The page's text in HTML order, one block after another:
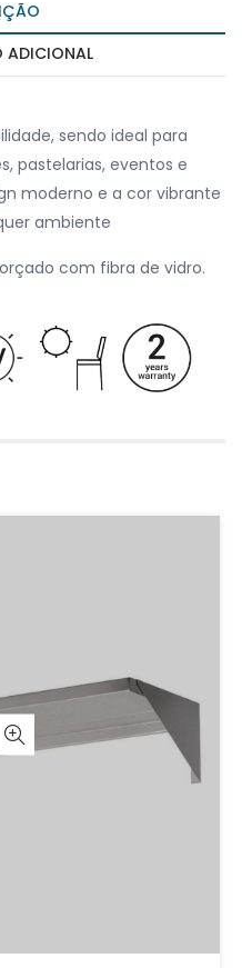
ADICIONAL
sendo ideal para
pastelarias, eventos e
moderno e a cor vibrante
ambiente
com fibra de vidro.